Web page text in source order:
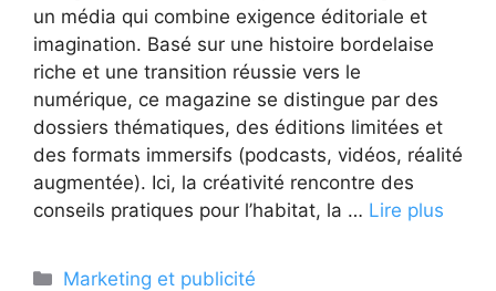
un média qui combine exigence éditoriale et
imagination. Basé sur une histoire bordelaise
riche et une transition réussie vers le
numérique, ce magazine se distingue par des
dossiers thématiques, des éditions limitées et
des formats immersifs (podcasts, vidéos, réalité
augmentée). Ici, la créativité rencontre des
conseils pratiques pour l’habitat, la … Lire plus
Catégories
Marketing et publicité